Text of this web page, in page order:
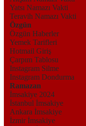
Yatsı Namazı Vakti
Teravih Namazı Vakti
Özgün
Özgün Haberler
Yemek Tarifleri
Hotmail Giriş
Çarpım Tablosu
Instagram Silme
Instagram Dondurma
Ramazan
İmsakiye 2024
İstanbul İmsakiye
Ankara İmsakiye
İzmir İmsakiye